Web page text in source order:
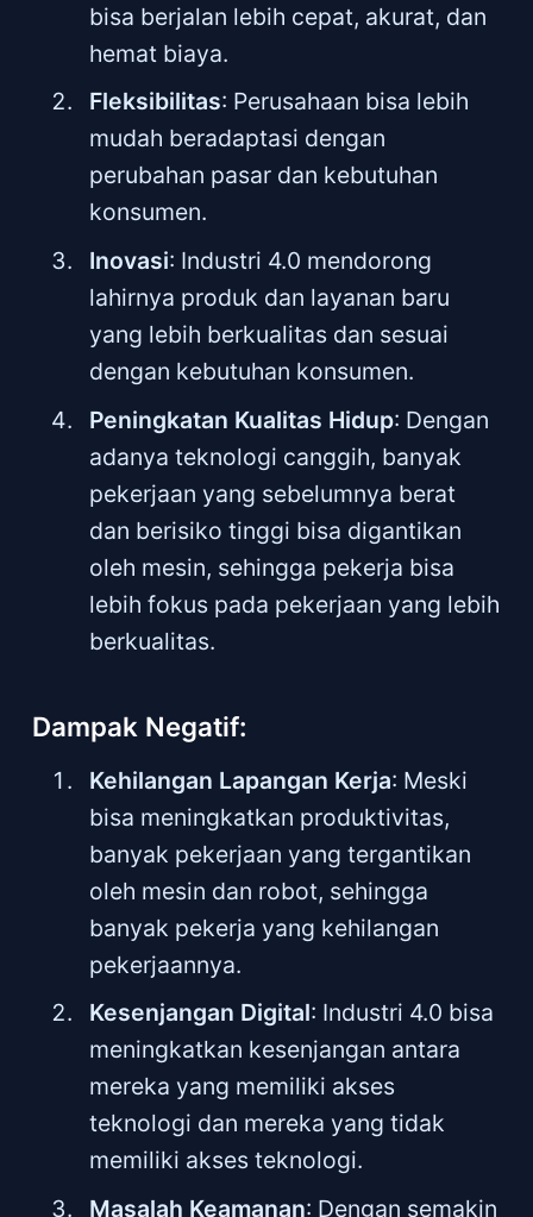
bisa berjalan lebih cepat, akurat, dan
hemat biaya.
Fleksibilitas: Perusahaan bisa lebih
mudah beradaptasi dengan
perubahan pasar dan kebutuhan
konsumen.
Inovasi: Industri 4.0 mendorong
lahirnya produk dan layanan baru
yang lebih berkualitas dan sesuai
dengan kebutuhan konsumen.
Peningkatan Kualitas Hidup: Dengan
adanya teknologi canggih, banyak
pekerjaan yang sebelumnya berat
dan berisiko tinggi bisa digantikan
oleh mesin, sehingga pekerja bisa
lebih fokus pada pekerjaan yang lebih
berkualitas.
Dampak Negatif:
Kehilangan Lapangan Kerja: Meski
bisa meningkatkan produktivitas,
banyak pekerjaan yang tergantikan
oleh mesin dan robot, sehingga
banyak pekerja yang kehilangan
pekerjaannya.
Kesenjangan Digital: Industri 4.0 bisa
meningkatkan kesenjangan antara
mereka yang memiliki akses
teknologi dan mereka yang tidak
memiliki akses teknologi.
Masalah Keamanan: Dengan semakin